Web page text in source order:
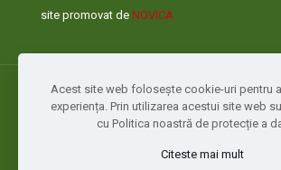
site promovat de NOVICA
Acest site web folosește cookie-uri pentru
experiența. Prin utilizarea acestui site web
cu Politica noastră de protecție a
Citeste mai mult